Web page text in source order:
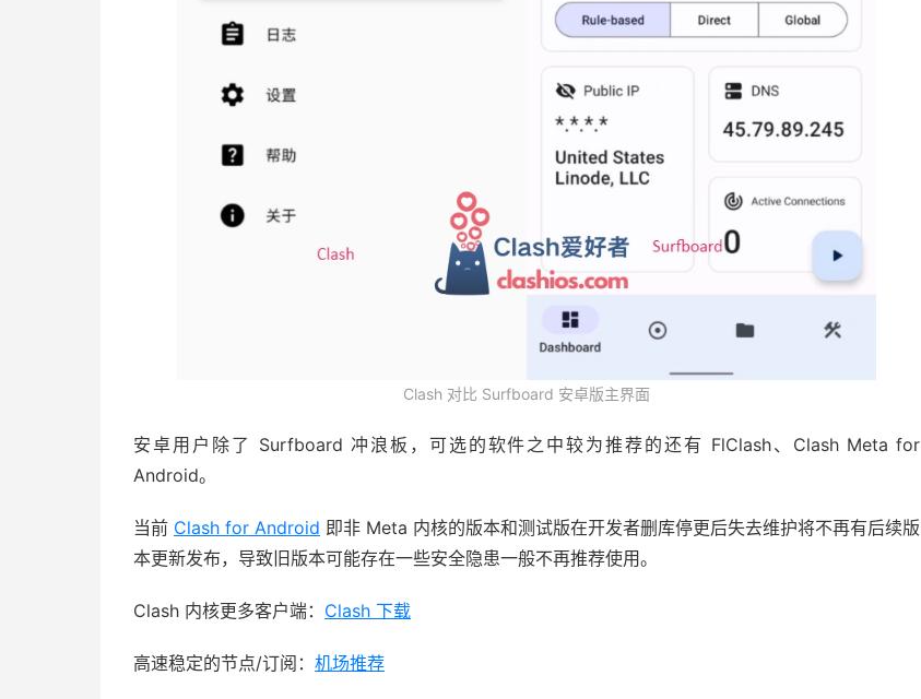
Clash 对比 Surfboard 安卓版主界面
安卓用户除了 Surfboard 冲浪板，可选的软件之中较为推荐的还有 FlClash、Clash Meta for
Android。
当前 Clash for Android 即非 Meta 内核的版本和测试版在开发者删库停更后失去维护将不再有后续版
本更新发布，导致旧版本可能存在一些安全隐患一般不再推荐使用。
Clash 内核更多客户端： Clash 下载
高速稳定的节点/订阅： 机场推荐